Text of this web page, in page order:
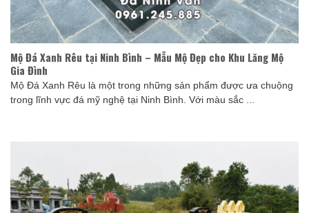
Mộ Đá Xanh Rêu tại Ninh Bình – Mẫu Mộ Đẹp cho Khu Lăng Mộ
Gia Đình
Mộ Đá Xanh Rêu là một trong những sản phẩm được ưa chuộng
trong lĩnh vực đá mỹ nghệ tại Ninh Bình. Với màu sắc ...